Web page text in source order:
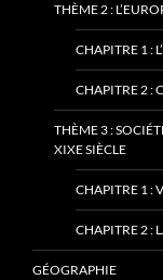
THÈME 2 :
CHAPITRE 1 :
CHAPITRE 2 :
THÈME 3 :
XIXE SIÈCLE
CHAPITRE 1 :
CHAPITRE 2 :
GÉOGRAPHIE